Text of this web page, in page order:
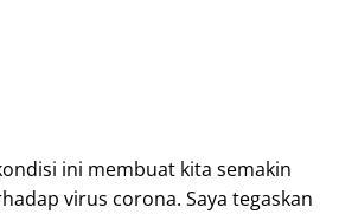
ini membuat kita semakin
virus corona. Saya tegaskan